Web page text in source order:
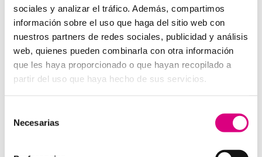
sociales y analizar el tráfico. Además, compartimos
información sobre el uso que haga del sitio web con
nuestros partners de redes sociales, publicidad y análisis
web, quienes pueden combinarla con otra información
que les haya proporcionado o que hayan recopilado a
partir del uso que haya hecho de sus servicios.
Necesarias
DesdeTelefonía Virtual Network, te invitamos a
que nos permitas estudiar tu caso particular. Aunque si
lo prefieres, puedes enviarnos un correo electrónico a
virtual@networkes.como llamarnos al900 800 806.
Tenemos más de 15 años de experiencia en
instalación de sistemas de telefonía virtual. Gracias a
su rápida integración, permite gran flexibilidad en el
virtual de centrales telefónicas virtuales dimensionadas
a las necesidades de cada cliente.